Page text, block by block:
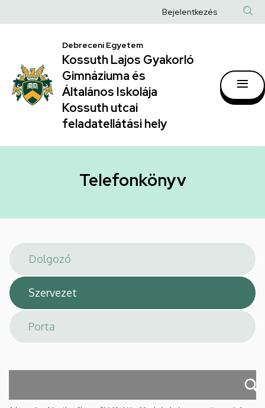
|
Kossuth
Lajos
Gyakorló
Gimnáziuma
Általános
hely
a
Anonim
fiók
Bejelentkezés
Debreceni Egyetem
Kossuth Lajos Gyakorló
Gimnáziuma és
Általános Iskolája
Kossuth utcai
feladatellátási hely
Telefonkönyv